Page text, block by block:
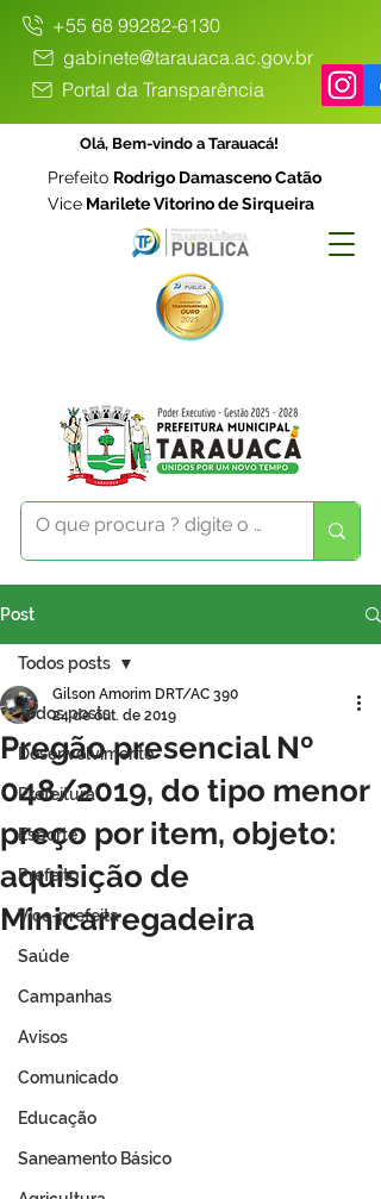
+55 68 99282-6130
gabinete@tarauaca.ac.gov.br
Portal da Transparência
Olá, Bem-vindo a Tarauacá!
Prefeito Rodrigo Damasceno Catão
Vice Marilete Vitorino de Sirqueira
Post
Todos posts
Desenvolvimento
Prefeitura
Esporte
Prefeito
Vice-prefeita
Saúde
Campanhas
Avisos
Comunicado
Educação
Saneamento Básico
Todos posts
Pregão presencial Nº
048/2019, do tipo menor
preço por item, objeto:
aquisição de
Minicarregadeira
Gilson Amorim DRT/AC 390
24 de out. de 2019